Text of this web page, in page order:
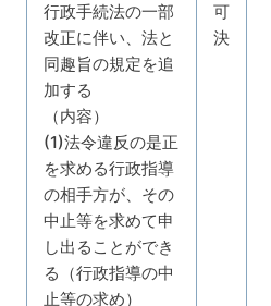
行政手続法の一部
改正に伴い、法と
同趣旨の規定を追
加する
（内容）
(1)法令違反の是正
を求める行政指導
の相手方が、その
中止等を求めて申
し出ることができ
る（行政指導の中
止等の求め）
可
決